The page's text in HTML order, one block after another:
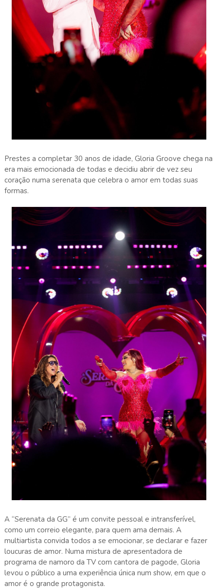
Prestes a completar 30 anos de idade, Gloria Groove chega na
era mais emocionada de todas e decidiu abrir de vez seu
coração numa serenata que celebra o amor em todas suas
formas.
A “Serenata da GG” é um convite pessoal e intransferível,
como um correio elegante, para quem ama demais. A
multiartista convida todos a se emocionar, se declarar e fazer
loucuras de amor. Numa mistura de apresentadora de
programa de namoro da TV com cantora de pagode, Gloria
levou o público a uma experiência única num show, em que o
amor é o grande protagonista.